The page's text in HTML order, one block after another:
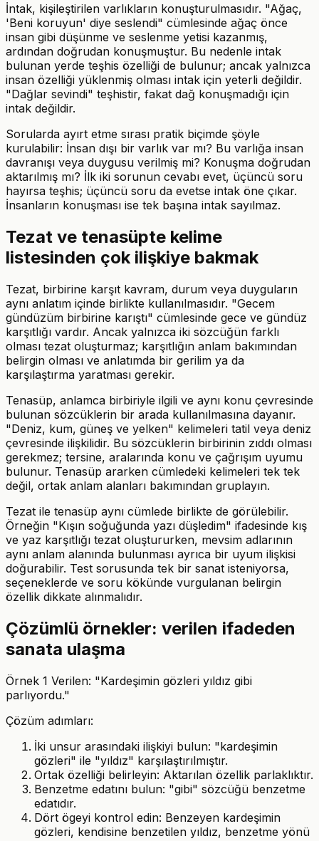
İntak, kişileştirilen varlıkların konuşturulmasıdır. "Ağaç,
'Beni koruyun' diye seslendi" cümlesinde ağaç önce
insan gibi düşünme ve seslenme yetisi kazanmış,
ardından doğrudan konuşmuştur. Bu nedenle intak
bulunan yerde teşhis özelliği de bulunur; ancak yalnızca
insan özelliği yüklenmiş olması intak için yeterli değildir.
"Dağlar sevindi" teşhistir, fakat dağ konuşmadığı için
intak değildir.
Sorularda ayırt etme sırası pratik biçimde şöyle
kurulabilir: İnsan dışı bir varlık var mı? Bu varlığa insan
davranışı veya duygusu verilmiş mi? Konuşma doğrudan
aktarılmış mı? İlk iki sorunun cevabı evet, üçüncü soru
hayırsa teşhis; üçüncü soru da evetse intak öne çıkar.
İnsanların konuşması ise tek başına intak sayılmaz.
Tezat ve tenasüpte kelime
listesinden çok ilişkiye bakmak
Tezat, birbirine karşıt kavram, durum veya duyguların
aynı anlatım içinde birlikte kullanılmasıdır. "Gecem
gündüzüm birbirine karıştı" cümlesinde gece ve gündüz
karşıtlığı vardır. Ancak yalnızca iki sözcüğün farklı
olması tezat oluşturmaz; karşıtlığın anlam bakımından
belirgin olması ve anlatımda bir gerilim ya da
karşılaştırma yaratması gerekir.
Tenasüp, anlamca birbiriyle ilgili ve aynı konu çevresinde
bulunan sözcüklerin bir arada kullanılmasına dayanır.
"Deniz, kum, güneş ve yelken" kelimeleri tatil veya deniz
çevresinde ilişkilidir. Bu sözcüklerin birbirinin zıddı olması
gerekmez; tersine, aralarında konu ve çağrışım uyumu
bulunur. Tenasüp ararken cümledeki kelimeleri tek tek
değil, ortak anlam alanları bakımından gruplayın.
Tezat ile tenasüp aynı cümlede birlikte de görülebilir.
Örneğin "Kışın soğuğunda yazı düşledim" ifadesinde kış
ve yaz karşıtlığı tezat oluştururken, mevsim adlarının
aynı anlam alanında bulunması ayrıca bir uyum ilişkisi
doğurabilir. Test sorusunda tek bir sanat isteniyorsa,
seçeneklerde ve soru kökünde vurgulanan belirgin
özellik dikkate alınmalıdır.
Çözümlü örnekler: verilen ifadeden
sanata ulaşma
Örnek 1 Verilen: "Kardeşimin gözleri yıldız gibi
parlıyordu."
Çözüm adımları:
İki unsur arasındaki ilişkiyi bulun: "kardeşimin
gözleri" ile "yıldız" karşılaştırılmıştır.
Ortak özelliği belirleyin: Aktarılan özellik parlaklıktır.
Benzetme edatını bulun: "gibi" sözcüğü benzetme
edatıdır.
Dört ögeyi kontrol edin: Benzeyen kardeşimin
gözleri, kendisine benzetilen yıldız, benzetme yönü